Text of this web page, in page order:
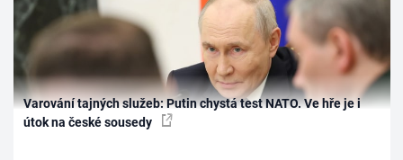
Varování tajných služeb: Putin chystá test NATO. Ve hře je i
útok na české sousedy